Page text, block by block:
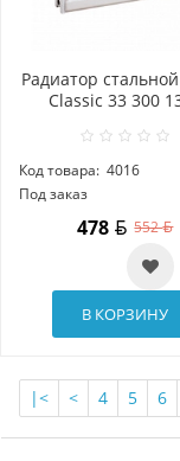
Радиатор
Classic 33 300
Код товара: 4016
Под заказ
478 552
В КОРЗИНУ
|< < 4 5 6